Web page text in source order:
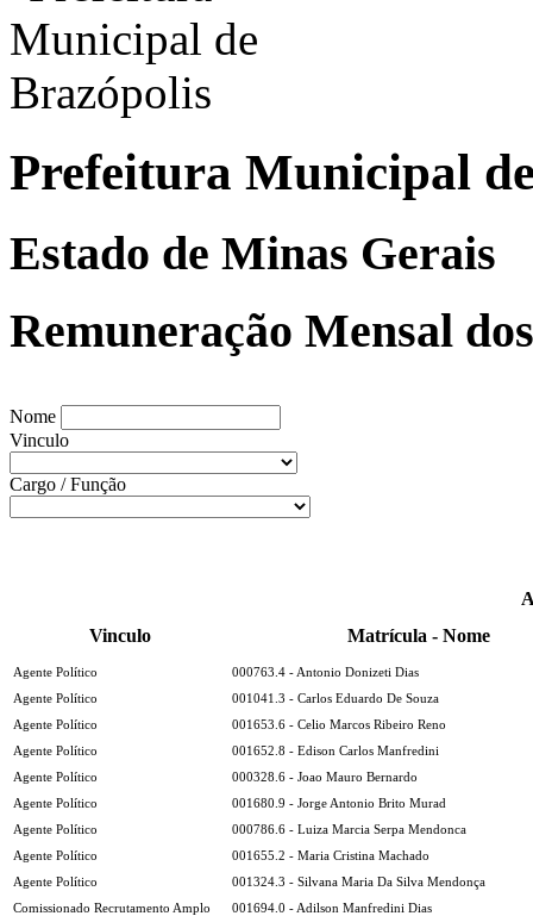
Prefeitura Municipal
Estado de Minas Gerais
Remuneração Mensal
Nome
Vinculo
Cargo / Função
Vinculo
Matrícula - Nome
Agente Político
000763.4 - Antonio Donizeti Dias
Agente Político
001041.3 - Carlos Eduardo De Souza
Agente Político
001653.6 - Celio Marcos Ribeiro Reno
Agente Político
001652.8 - Edison Carlos Manfredini
Agente Político
000328.6 - Joao Mauro Bernardo
Agente Político
001680.9 - Jorge Antonio Brito Murad
Agente Político
000786.6 - Luiza Marcia Serpa Mendonca
Agente Político
001655.2 - Maria Cristina Machado
Agente Político
001324.3 - Silvana Maria Da Silva Mendonça
Comissionado Recrutamento Amplo
001694.0 - Adilson Manfredini Dias